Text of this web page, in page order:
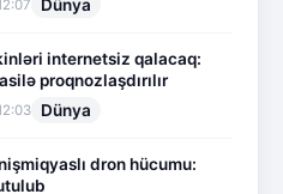
Dünya
internetsiz qalacaq:
proqnozlaşdırılır
Dünya
dron hücumu: